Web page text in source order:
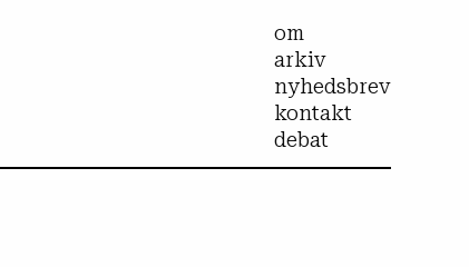
om
arkiv
nyhedsbrev
kontakt
debat